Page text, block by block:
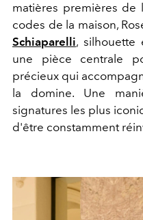
matières premières de
codes de la maison,
Schiaparelli, silhouette
une pièce centrale
précieux qui
la domine. Une
signatures les plus
d'être constamment